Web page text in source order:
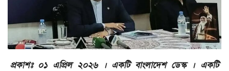
প্রকাশঃ ০১ এপ্রিল ২০২৬ । একটি বাংলাদেশ ডেস্ক । একটি